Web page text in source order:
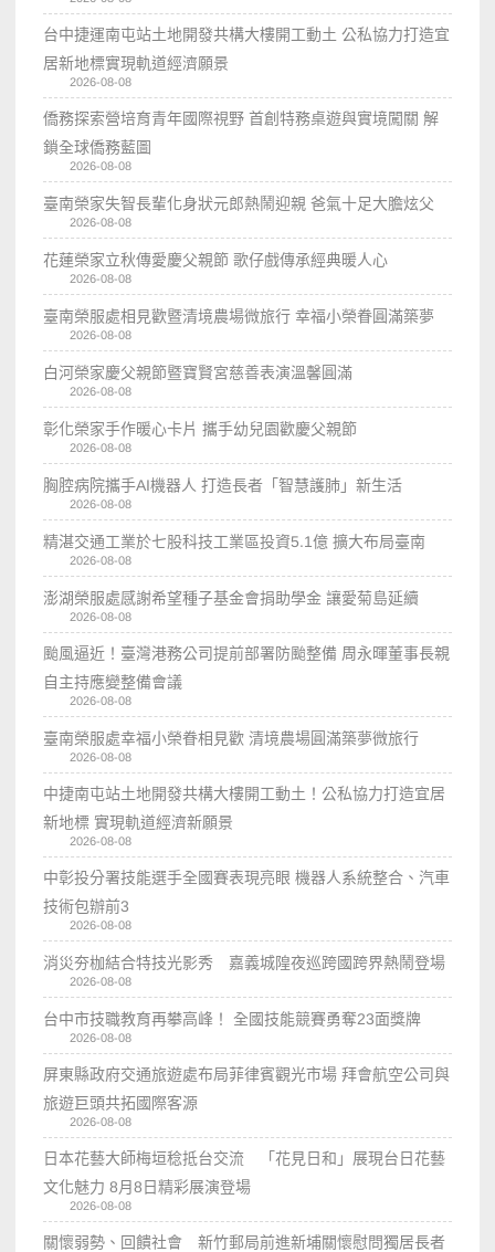
台中捷運南屯站土地開發共構大樓開工動土 公私協力打造宜
居新地標實現軌道經濟願景
2026-08-08
僑務探索營培育青年國際視野 首創特務桌遊與實境闖關 解
鎖全球僑務藍圖
2026-08-08
臺南榮家失智長輩化身狀元郎熱鬧迎親 爸氣十足大膽炫父
2026-08-08
花蓮榮家立秋傳愛慶父親節 歌仔戲傳承經典暖人心
2026-08-08
臺南榮服處相見歡暨清境農場微旅行 幸福小榮眷圓滿築夢
2026-08-08
白河榮家慶父親節暨寶賢宮慈善表演溫馨圓滿
2026-08-08
彰化榮家手作暖心卡片 攜手幼兒園歡慶父親節
2026-08-08
胸腔病院攜手AI機器人 打造長者「智慧護肺」新生活
2026-08-08
精湛交通工業於七股科技工業區投資5.1億 擴大布局臺南
2026-08-08
澎湖榮服處感謝希望種子基金會捐助學金 讓愛菊島延續
2026-08-08
颱風逼近！臺灣港務公司提前部署防颱整備 周永暉董事長親
自主持應變整備會議
2026-08-08
臺南榮服處幸福小榮眷相見歡 清境農場圓滿築夢微旅行
2026-08-08
中捷南屯站土地開發共構大樓開工動土！公私協力打造宜居
新地標 實現軌道經濟新願景
2026-08-08
中彰投分署技能選手全國賽表現亮眼 機器人系統整合、汽車
技術包辦前3
2026-08-08
消災夯枷結合特技光影秀 嘉義城隍夜巡跨國跨界熱鬧登場
2026-08-08
台中市技職教育再攀高峰！ 全國技能競賽勇奪23面獎牌
2026-08-08
屏東縣政府交通旅遊處布局菲律賓觀光市場 拜會航空公司與
旅遊巨頭共拓國際客源
2026-08-08
日本花藝大師梅垣稔抵台交流 「花見日和」展現台日花藝
文化魅力 8月8日精彩展演登場
2026-08-08
關懷弱勢、回饋社會 新竹郵局前進新埔關懷慰問獨居長者